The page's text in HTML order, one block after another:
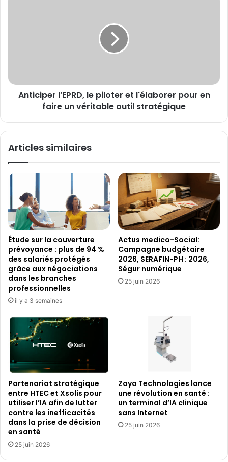
faire
Anticiper l’EPRD, le piloter et l'élaborer pour en
faire un véritable outil stratégique
Articles similaires
Étude sur la couverture
prévoyance : plus de 94 %
des salariés protégés
grâce aux négociations
dans les branches
professionnelles
il y a 3 semaines
Actus medico-Social:
Campagne budgétaire
2026, SERAFIN-PH : 2026,
Ségur numérique
25 juin 2026
Partenariat stratégique
entre HTEC et Xsolis pour
utiliser l’IA afin de lutter
contre les inefficacités
dans la prise de décision
en santé
25 juin 2026
Zoya Technologies lance
une révolution en santé :
un terminal d’IA clinique
sans Internet
25 juin 2026